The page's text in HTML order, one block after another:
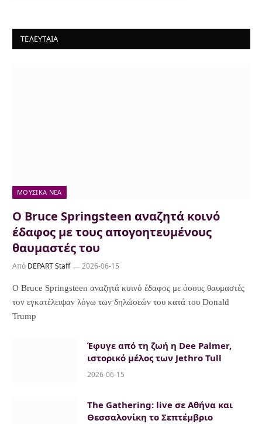
ΤΕΛΕΥΤΑΙΑ
ΜΟΥΣΙΚΆ ΝΈΑ
Ο Bruce Springsteen αναζητά κοινό
έδαφος με τους απογοητευμένους
θαυμαστές του
Από DEPART Staff 2026-06-15
Ο Bruce Springsteen αναζητά κοινό έδαφος με όσους θαυμαστές
τον εγκατέλειψαν λόγω των δηλώσεών του κατά του Donald
Trump
Έφυγε από τη ζωή η Dee Palmer,
ιστορικό μέλος των Jethro Tull
2026-06-15
The Gathering: live σε Αθήνα και
Θεσσαλονίκη το Σεπτέμβριο